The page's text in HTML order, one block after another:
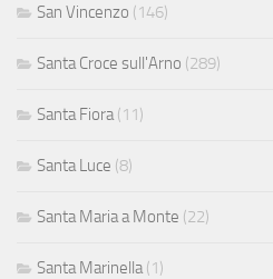
San Vincenzo (146)
Santa Croce sull'Arno (289)
Santa Fiora (11)
Santa Luce (8)
Santa Maria a Monte (22)
Santa Marinella (1)